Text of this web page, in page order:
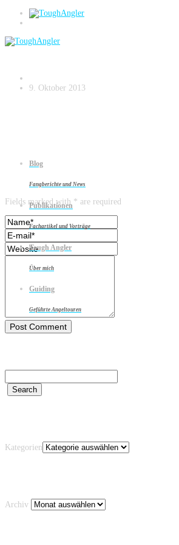
Blog
Fangberichte und News
Publikationen
Fachartikel und Vorträge
Tough Angler
Über mich
Guiding
Geführte Angeltouren
Donauhuchen
9. Oktober 2013
Leave a reply
Fields marked with * are required
Kategorien
Archiv